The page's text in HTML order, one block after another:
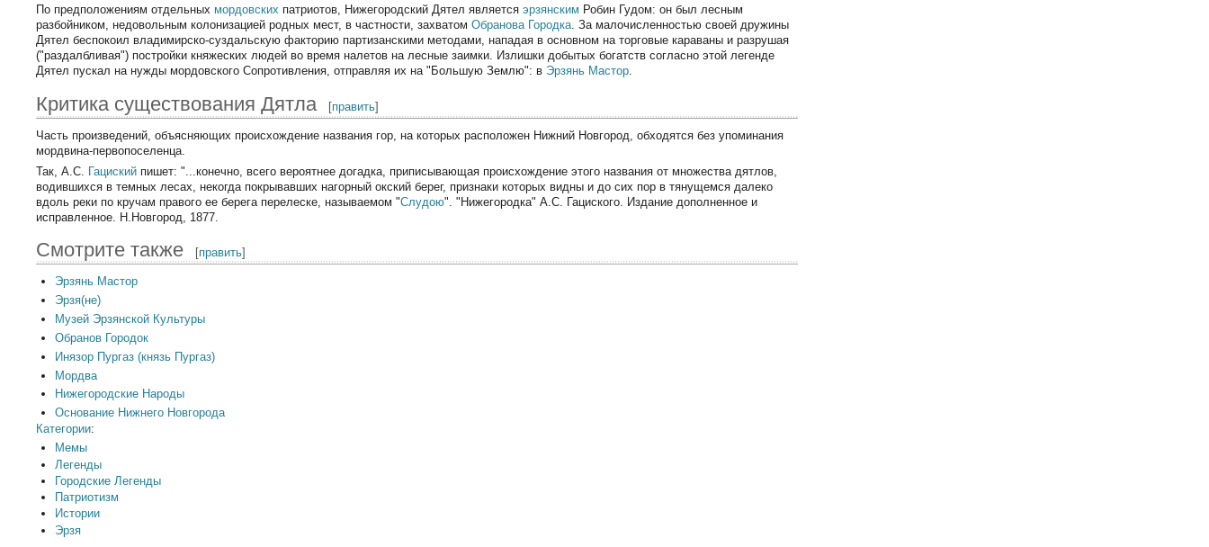
По предположениям отдельных мордовских патриотов, Нижегородский Дятел являетсяэрзянским Робин Гудом: он был лесным
разбойником, недовольным колонизацией родных мест, в частности, захватомОбранова Городка. За малочисленностью своей дружины
Дятел беспокоил владимирско-суздальскую факторию партизанскими методами, нападая в основном на торговые караваны и разрушая
("раздалбливая") постройки княжеских людей во время налетов на лесные заимки. Излишки добытых богатств согласно этой легенде
Дятел пускал на нужды мордовского Сопротивления, отправляя их на "Большую Землю": в Эрзянь Мастор.
Критика существования Дятла [править]
Часть произведений, объясняющих происхождение названия гор, на которых расположен Нижний Новгород, обходятся без упоминания
мордвина-первопоселенца.
Так, А.С. Гациский пишет: "...конечно, всего вероятнее догадка, приписывающая происхождение этого названия от множества дятлов,
водившихся в темных лесах, некогда покрывавших нагорный окский берег, признаки которых видны и до сих пор в тянущемся далеко
вдоль реки по кручам правого ее берега перелеске, называемом "Слудою". "Нижегородка" А.С. Гациского. Издание дополненное и
исправленное. Н.Новгород, 1877.
Смотрите также [править]
Эрзянь Мастор
Эрзя(не)
Музей Эрзянской Культуры
Обранов Городок
Инязор Пургаз (князь Пургаз)
Мордва
Нижегородские Народы
Основание Нижнего Новгорода
Категории:
Мемы
Легенды
Городские Легенды
Патриотизм
Истории
Эрзя